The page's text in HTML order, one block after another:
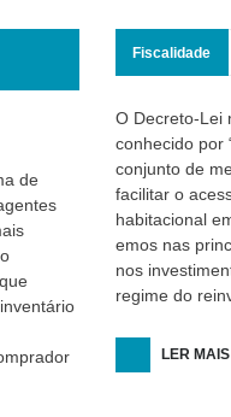
de
Fiscalidade
O Decreto-Lei
conhecido por
conjunto de
facilitar o
habitacional
emos nas
nos
regime do
LER MAIS